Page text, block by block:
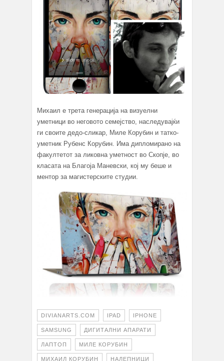
Михаил е трета генерација на визуелни
уметници во неговото семејство, наследувајќи
ги своите дедо-сликар, Миле Корубин и татко-
уметник Рубенс Корубин. Има дипломирано на
факултетот за ликовна уметност во Скопје, во
класата на Благоја Маневски, кој му беше и
ментор за магистерските студии.
DIVIANARTS.COM IPAD IPHONE
SAMSUNG ДИГИТАЛНИ АПАРАТИ
ЛАПТОП МИЛЕ КОРУБИН
МИХАИЛ КОРУБИН НАЛЕПНИЦИ